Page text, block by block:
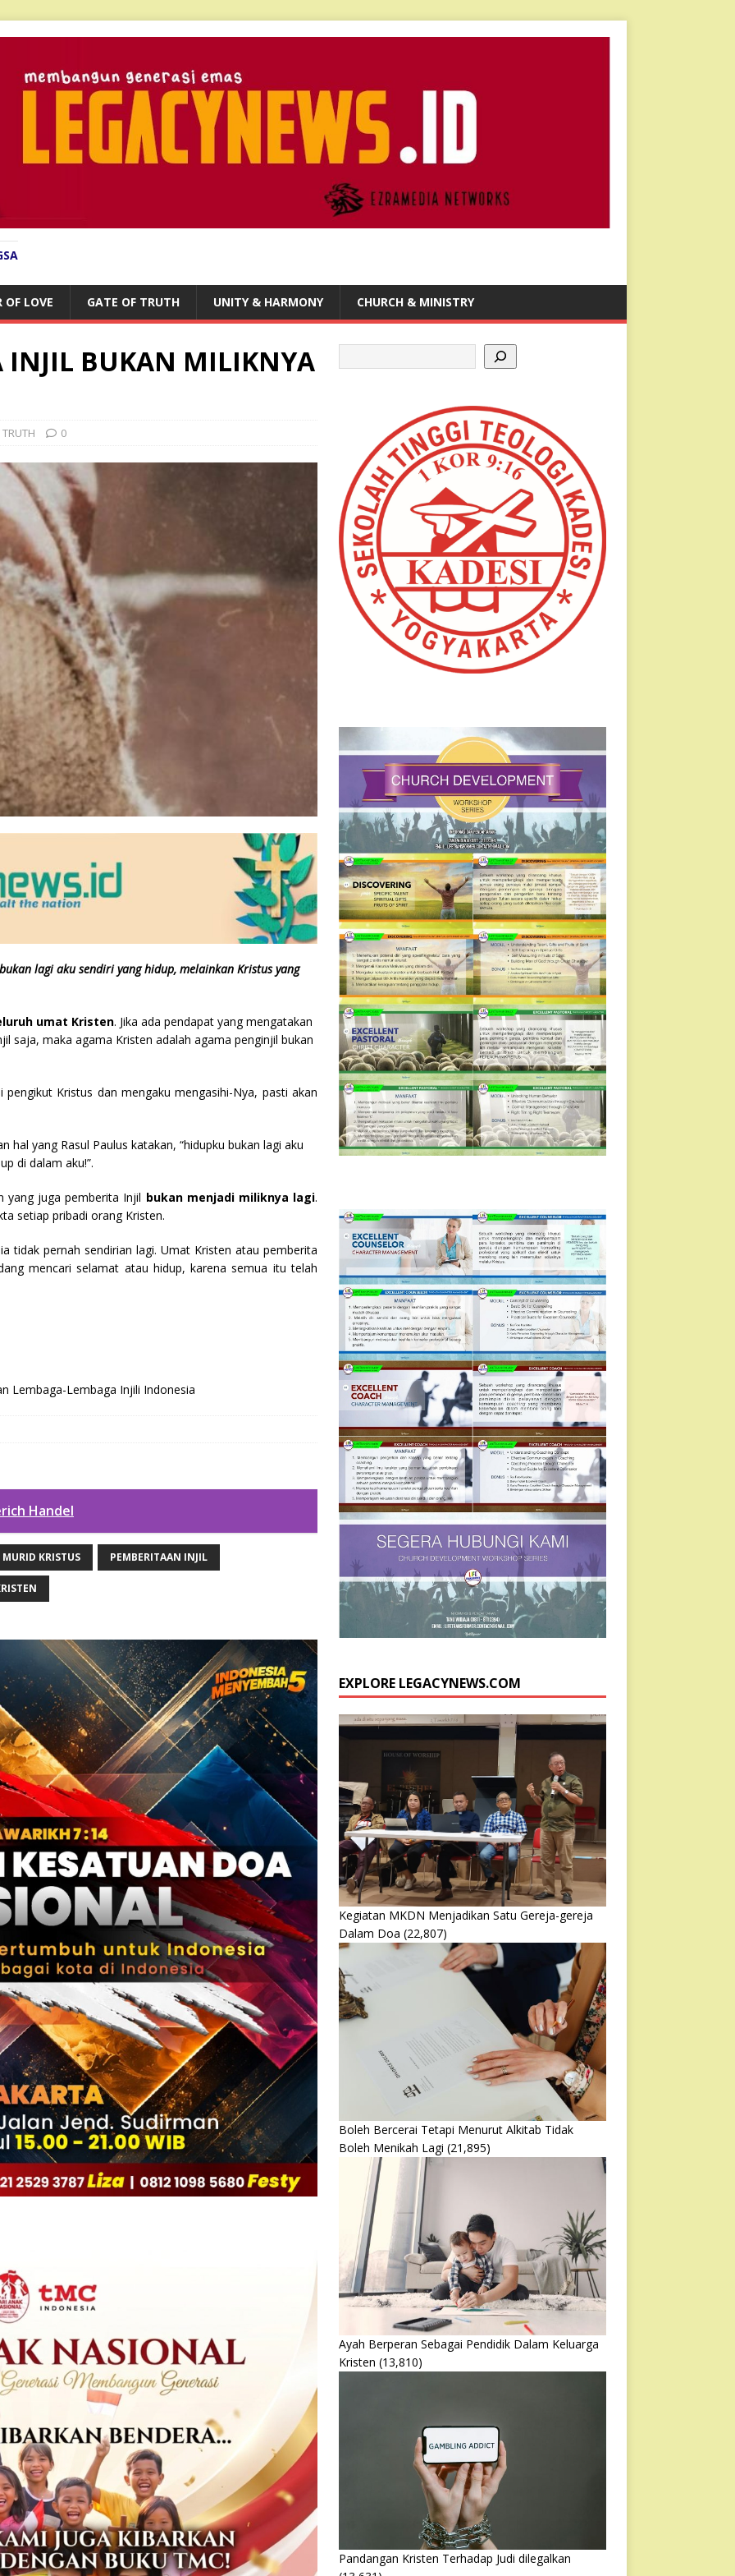
OF LOVE GATE OF TRUTH UNITY & HARMONY CHURCH & MINISTRY
INJIL BUKAN MILIKNYA
0
lagi aku sendiri yang hidup, melainkan Kristus yang
umat Kristen. Jika ada pendapat yang mengatakan
saja, maka agama Kristen adalah agama penginjil bukan
Kristus dan mengaku mengasihi-Nya, pasti akan
hal yang Rasul Paulus katakan, “hidupku bukan lagi aku
di dalam aku!”.
yang juga pemberita Injil bukan menjadi miliknya lagi.
setiap pribadi orang Kristen.
tidak pernah sendirian lagi. Umat Kristen atau pemberita
mencari selamat atau hidup, karena semua itu telah
Lembaga-Lembaga Injili Indonesia
Handel
MURID KRISTUS PEMBERITAAN INJIL
EXPLORE LEGACYNEWS.COM
Kegiatan MKDN Menjadikan Satu Gereja-gereja
Dalam Doa (22,807)
Boleh Bercerai Tetapi Menurut Alkitab Tidak
Boleh Menikah Lagi (21,895)
Ayah Berperan Sebagai Pendidik Dalam Keluarga
Kristen (13,810)
Pandangan Kristen Terhadap Judi dilegalkan